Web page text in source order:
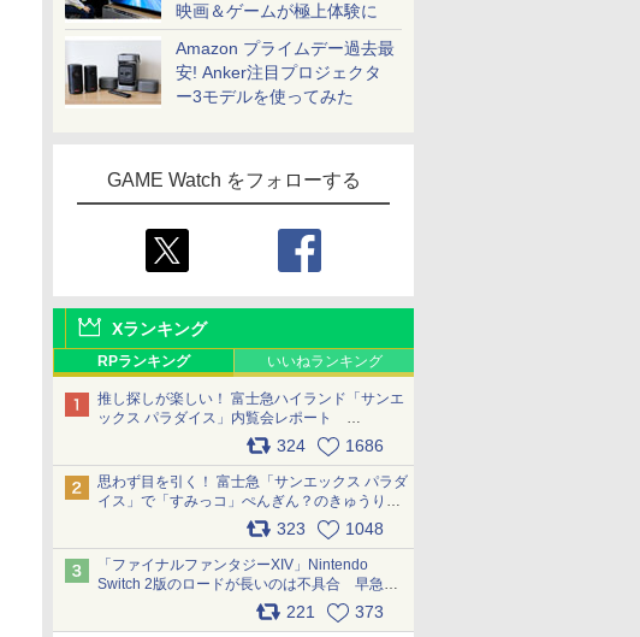
映画＆ゲームが極上体験に
Amazon プライムデー過去最
安! Anker注目プロジェクタ
ー3モデルを使ってみた
GAME Watch をフォローする
Xランキング
RPランキング いいねランキング
推し探しが楽しい！ 富士急ハイランド「サンエ
ックス パラダイス」内覧会レポート
324 1686
思わず目を引く！ 富士急「サンエックス パラダ
イス」で「すみっコ」ぺんぎん？のきゅうりド
ッグを食べてみた イラストそのままのメニュ
ー化に挑戦。これが意外にもおいしい
pic.x.com/Kgl04hZaeg
323 1048
「ファイナルファンタジーXIV」Nintendo
Switch 2版のロードが長いのは不具合 早急に
アップデートできるよう対応中221 373